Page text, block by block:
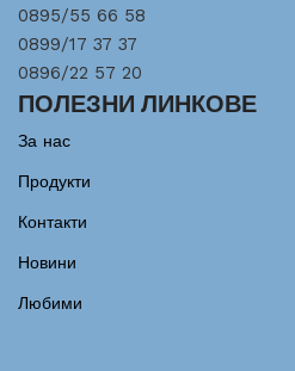
0895/55 66 58
0899/17 37 37
0896/22 57 20
ПОЛЕЗНИ ЛИНКОВЕ
За нас
Продукти
Контакти
Новини
Любими